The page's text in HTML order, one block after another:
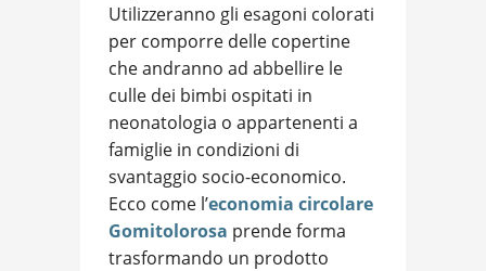
Utilizzeranno gli esagoni colorati
per comporre delle copertine
che andranno ad abbellire le
culle dei bimbi ospitati in
neonatologia o appartenenti a
famiglie in condizioni di
svantaggio socio-economico.
Ecco come l’economia circolare
Gomitolorosa prende forma
trasformando un prodotto